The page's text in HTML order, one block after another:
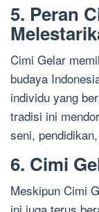
5. Peran
Cimi Gelar
budaya
individu yang
tradisi ini
seni,
6. Cimi
Meskipun Cimi